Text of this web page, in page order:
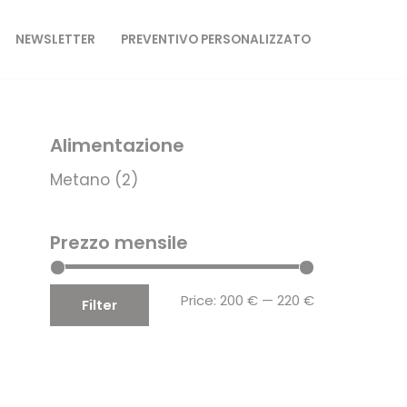
NEWSLETTER PREVENTIVO PERSONALIZZATO
Alimentazione
Metano (2)
Prezzo mensile
Filter Price: 200 € — 220 €